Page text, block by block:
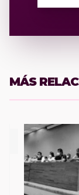
MÁS